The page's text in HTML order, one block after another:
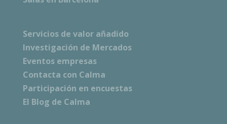
Servicios de valor añadido
Investigación de Mercados
Eventos empresas
Contacta con Calma
Participación en encuestas
El Blog de Calma